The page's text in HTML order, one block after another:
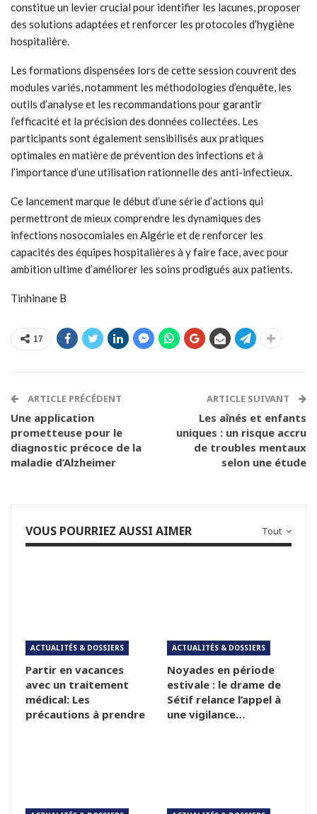
constitue un levier crucial pour identifier les lacunes, proposer
des solutions adaptées et renforcer les protocoles d’hygiène
hospitalière.
Les formations dispensées lors de cette session couvrent des
modules variés, notamment les méthodologies d’enquête, les
outils d’analyse et les recommandations pour garantir
l’efficacité et la précision des données collectées. Les
participants sont également sensibilisés aux pratiques
optimales en matière de prévention des infections et à
l’importance d’une utilisation rationnelle des anti-infectieux.
Ce lancement marque le début d’une série d’actions qui
permettront de mieux comprendre les dynamiques des
infections nosocomiales en Algérie et de renforcer les
capacités des équipes hospitalières à y faire face, avec pour
ambition ultime d’améliorer les soins prodigués aux patients.
Tinhinane B
17
ARTICLE PRÉCÉDENT
Une application
prometteuse pour le
diagnostic précoce de la
maladie d’Alzheimer
ARTICLE SUIVANT
Les aînés et enfants
uniques : un risque accru
de troubles mentaux
selon une étude
Tout
VOUS POURRIEZ AUSSI AIMER
ACTUALITÉS & DOSSIERS
Partir en vacances
avec un traitement
médical: Les
précautions à prendre
ACTUALITÉS & DOSSIERS
Noyades en période
estivale : le drame de
Sétif relance l’appel à
une vigilance…